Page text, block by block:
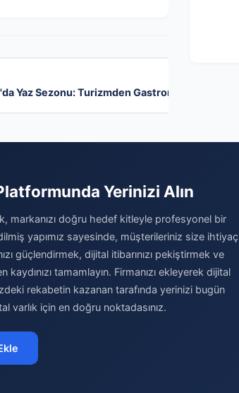
Yaz Sezonu: Turizmden Gastronomiye
Yerinizi Alın
markanızı doğru hedef kitleyle profesyonel bir
yapımız sayesinde, müşterileriniz size ihtiyaç
güçlendirmek, dijital itibarınızı pekiştirmek ve
tamamlayın. Firmanızı ekleyerek dijital
rekabetin kazanan tarafında yerinizi bugün
varlık için en doğru noktadasınız.